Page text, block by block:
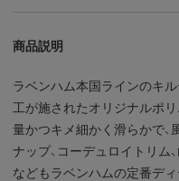
商品説明
ラベンハム本国ラインのキル
工が施されたオリジナルポリ
量かつキメ細かく滑らかで、
ナップ、コーデュロイトリム
などもラベンハムの定番デ